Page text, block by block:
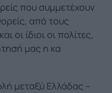
που συμμετέχουν
από τους
οι ίδιοι οι πολίτες,
μας η κα
μεταξύ Ελλάδας –